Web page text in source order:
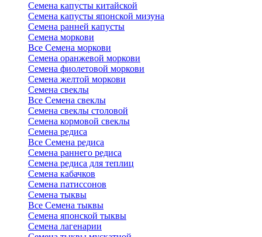
Семена капусты китайской
Семена капусты японской мизуна
Семена ранней капусты
Семена моркови
Все Семена моркови
Семена оранжевой моркови
Семена фиолетовой моркови
Семена желтой моркови
Семена свеклы
Все Семена свеклы
Семена свеклы столовой
Семена кормовой свеклы
Семена редиса
Все Семена редиса
Семена раннего редиса
Семена редиса для теплиц
Семена кабачков
Семена патиссонов
Семена тыквы
Все Семена тыквы
Семена японской тыквы
Семена лагенарии